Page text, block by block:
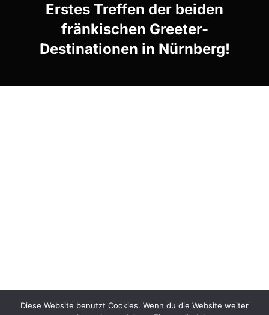
Erstes Treffen der beiden
fränkischen Greeter-
Destinationen in Nürnberg!
Diese Website benutzt Cookies. Wenn du die Website weiter